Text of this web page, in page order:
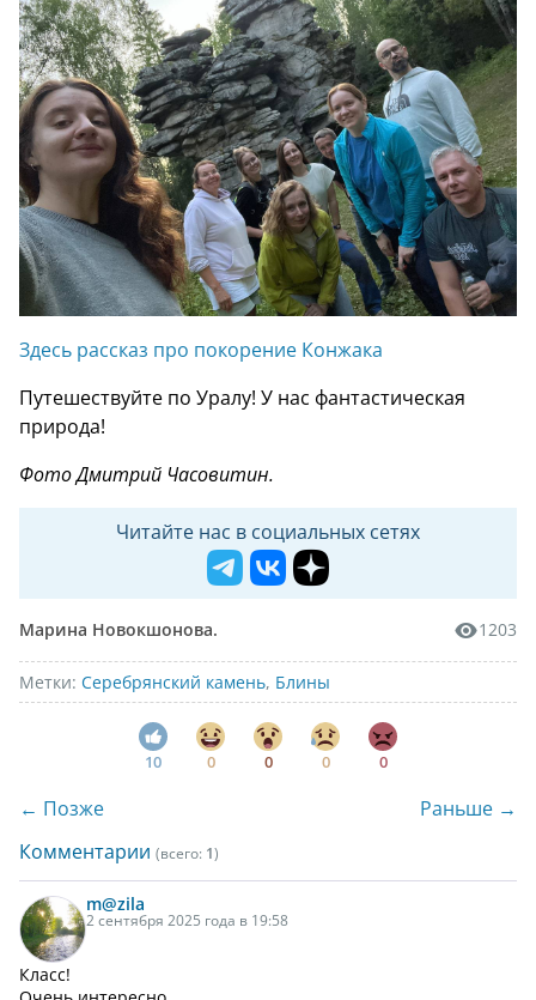
Здесь рассказ про покорение Конжака
Путешествуйте по Уралу! У нас фантастическая
природа!
Фото Дмитрий Часовитин.
Читайте нас в социальных сетях
Марина Новокшонова. 1203
Метки: Серебрянский камень, Блины
10 0 0 0 0
← Позже
Раньше →
Комментарии (всего: 1)
m@zila
2 сентября 2025 года в 19:58
Класс!